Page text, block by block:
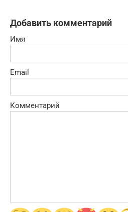
Добавить комментарий
Имя
Email
Комментарий